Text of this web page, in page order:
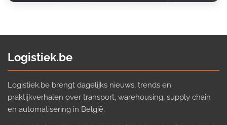
Logistiek.be
Logistiek.be brengt dagelijks nieuws, trends en
praktijkverhalen over transport, warehousing, supply chain
en automatisering in België.